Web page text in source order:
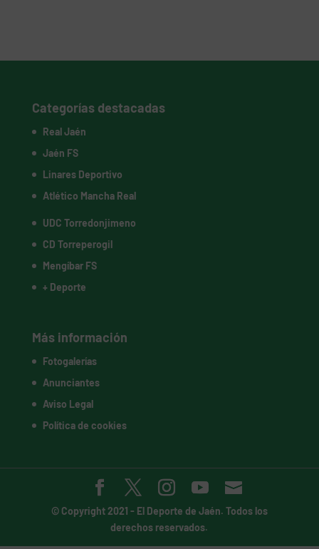
Categorías destacadas
Real Jaén
Jaén FS
Linares Deportivo
Atlético Mancha Real
UDC Torredonjimeno
CD Torreperogil
Mengíbar FS
+ Deporte
Más información
Fotogalerías
Anunciantes
Aviso Legal
Política de cookies
© Copyright 2021 - El Deporte de Jaén. Todos los
derechos reservados.